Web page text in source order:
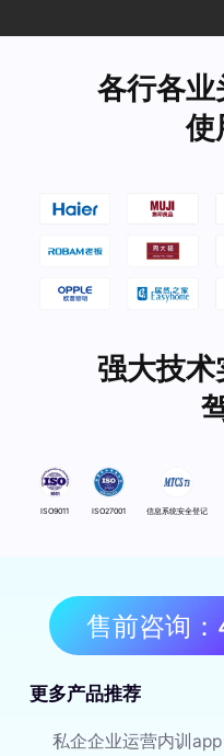
各行各
使
强大技
ISO9011 ISO27001 信息系统安全登记
售前咨询
更多产品推荐
私企企业运营内训app